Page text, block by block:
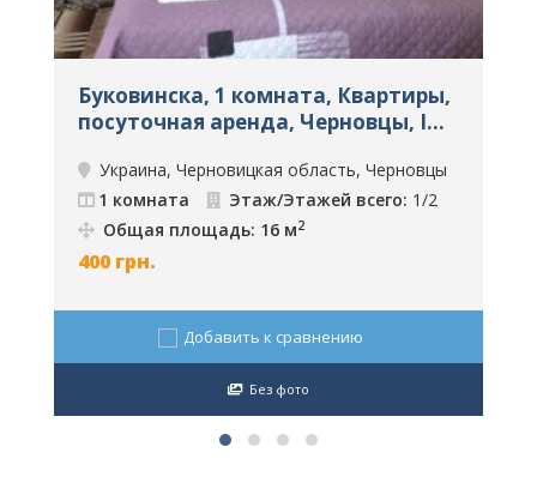
Буковинска, 1 комната, Квартиры,
посуточная аренда, Черновцы, ID:
Украина, Черновицкая область, Черновцы
1 комната
Этаж/Этажей всего: 1/2
Общая площадь: 16 м2
400 грн.
Добавить к сравнению
Без фото